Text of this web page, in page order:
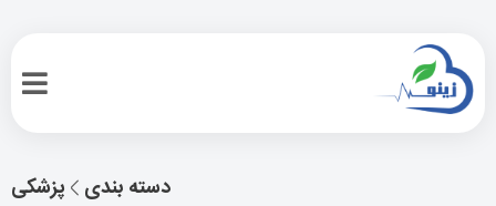
پزشکی دسته بندی